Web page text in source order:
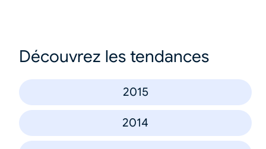
Découvrez les tendances
2015
2014